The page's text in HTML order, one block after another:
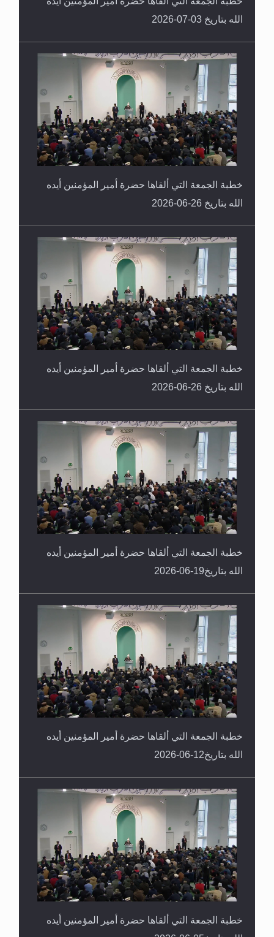
الله بتاريخ 03-07-2026
خطبة الجمعة التي ألقاها حضرة أمير المؤمنين أيده
الله بتاريخ 26-06-2026
خطبة الجمعة التي ألقاها حضرة أمير المؤمنين أيده
الله بتاريخ 26-06-2026
خطبة الجمعة التي ألقاها حضرة أمير المؤمنين أيده
الله بتاريخ19-06-2026
خطبة الجمعة التي ألقاها حضرة أمير المؤمنين أيده
الله بتاريخ12-06-2026
خطبة الجمعة التي ألقاها حضرة أمير المؤمنين أيده